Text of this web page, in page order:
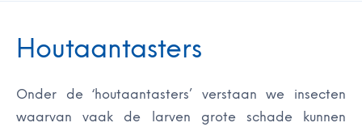
Houtaantasters
Onder de ‘houtaantasters’ verstaan we insecten
waarvan vaak de larven grote schade kunnen